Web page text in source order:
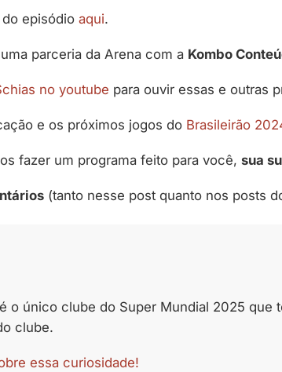
episódio aqui.
parceria da Arena com a Kombo
no youtube para ouvir essas e outras
e os próximos jogos do Brasileirão
fazer um programa feito para você, sua
(tanto nesse post quanto nos posts
o único clube do Super Mundial 2025
clube.
essa curiosidade!